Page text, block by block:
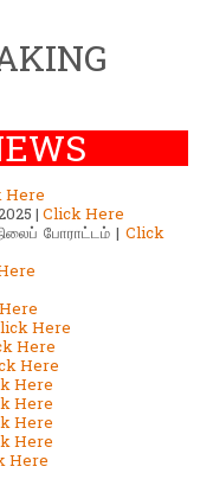
Here
| Click Here
போராட்டம் | Click
Here
Here
Here
Here
Here
Here
Here
Here